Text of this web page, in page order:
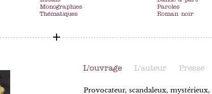
Monographies
Thématiques
Paroles
Roman noir
L'ouvrage L'auteur Presse
Provocateur, scandaleux, mystérieux,